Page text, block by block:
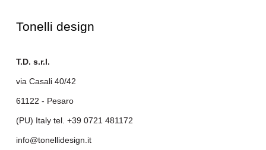
Tonelli design
T.D. s.r.l.
via Casali 40/42
61122 - Pesaro
(PU) Italy tel. +39 0721 481172
info@tonellidesign.it